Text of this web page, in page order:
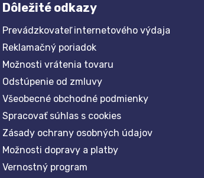
Dôležité odkazy
Prevádzkovateľ internetového výdaja
Reklamačný poriadok
Možnosti vrátenia tovaru
Odstúpenie od zmluvy
Všeobecné obchodné podmienky
Spracovať súhlas s cookies
Zásady ochrany osobných údajov
Možnosti dopravy a platby
Vernostný program